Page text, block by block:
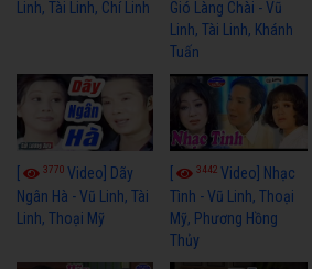
Linh, Tài Linh, Chí Linh
Gió Làng Chài - Vũ
Linh, Tài Linh, Khánh
Tuấn
3770 Video] Dãy
Ngân Hà - Vũ Linh, Tài
Linh, Thoại Mỹ
3442Video] Nhạc
Tình - Vũ Linh, Thoại
Mỹ, Phương Hồng
Thủy